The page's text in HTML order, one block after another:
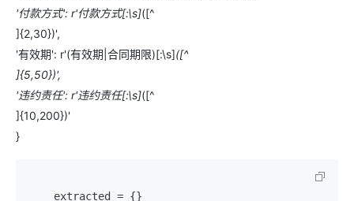
'付款方式': r'付款方式[:\s]([^
]{2,30})',
'有效期': r'(有效期|合同期限)[:\s]([^
]{5,50})',
'违约责任': r'违约责任[:\s]([^
]{10,200})'
}